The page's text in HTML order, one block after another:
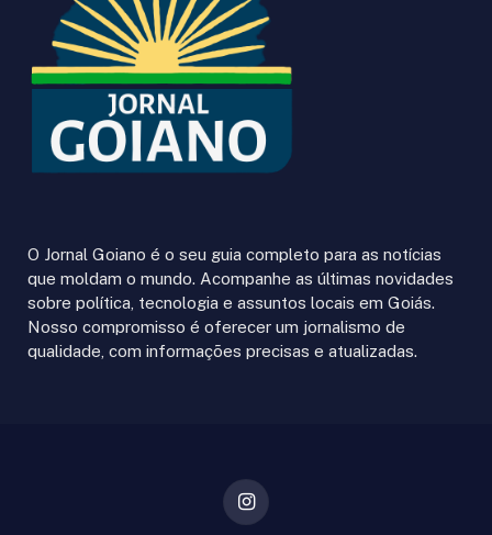
O Jornal Goiano é o seu guia completo para as notícias
que moldam o mundo. Acompanhe as últimas novidades
sobre política, tecnologia e assuntos locais em Goiás.
Nosso compromisso é oferecer um jornalismo de
qualidade, com informações precisas e atualizadas.
Instagram